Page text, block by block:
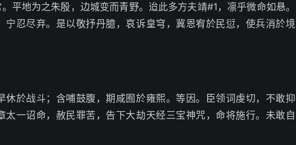
平地为之朱殷，边城变而青野。迨此多方夫靖#1，凛乎微命如悬。
忍尽弃。是以敬抒丹臆，哀诉皇穹，冀恩宥於民愆，使兵消於境
休於战斗；含哺鼓腹，期咸囿於雍熙。等因。臣领词虔切，不敢抑
一诏命，赦民罪苦，告下大劫天经三宝神咒，命将施行。未敢自